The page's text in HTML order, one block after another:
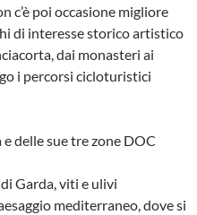
c’è poi occasione migliore
di interesse storico artistico
dai monasteri ai
i percorsi cicloturistici
delle sue tre zone DOC
Garda, viti e ulivi
mediterraneo, dove si